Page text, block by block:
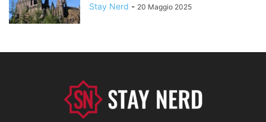
Stay Nerd - 20 Maggio 2025